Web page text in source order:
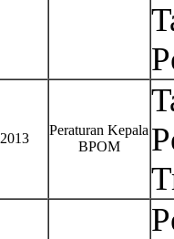
2013
Peraturan Kepala
BPOM